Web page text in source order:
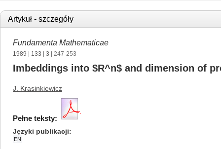
Artykuł - szczegóły
Fundamenta Mathematicae
1989 133 3 | 247-253
Imbeddings into $R^n$ and dimension of
J. Krasinkiewicz
Pełne teksty:
Języki publikacji
EN